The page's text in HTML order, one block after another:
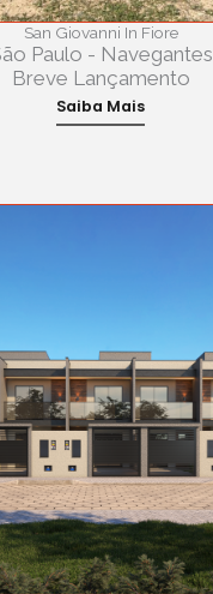
San Giovanni In Fiore
Paulo - Navegantes
Breve Lançamento
Saiba Mais